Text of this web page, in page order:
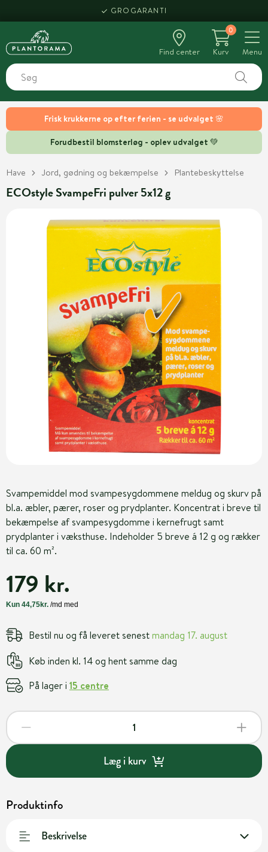
Frisk krukkerne op efter ferien - se udvalget 🌸
Forudbestil blomsterløg - oplev udvalget 💚
GROGARANTI
Find center
0
Kurv
Menu
Have Jord, gødning og bekæmpelse Plantebeskyttelse
ECOstyle SvampeFri pulver 5x12 g
Svampemiddel mod svampesygdommene meldug og skurv på
bl.a. æbler, pærer, roser og prydplanter. Koncentrat i breve til
bekæmpelse af svampesygdomme i kernefrugt samt
prydplanter i væksthuse. Indeholder 5 breve á 12 g og rækker
til ca. 60 m².
179 kr.
Bestil nu og få leveret senestmandag 17. august
Køb inden kl. 14 og hent samme dag
På lager i 15 centre
Læg i kurv
Produktinfo
Beskrivelse